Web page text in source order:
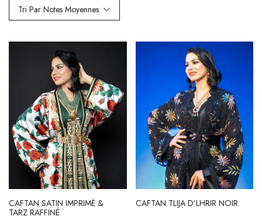
Tri Par Notes Moyennes
CAFTAN SATIN IMPRIMÉ &
TARZ RAFFINÉ
CAFTAN TLIJA D’LHRIR NOIR